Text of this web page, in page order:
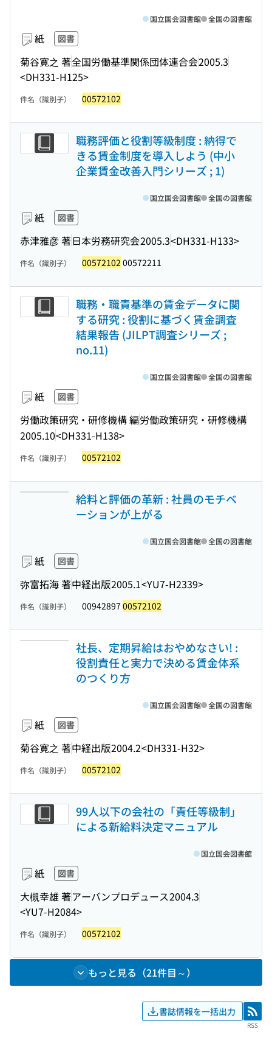
紙 図書
菊谷寛之 著全国労働基準関係団体連合会2005.3
<DH331-H125>
国立国会図書館 全国の図書館
件名（識別子） 00572102
職務評価と役割等級制度 : 納得で
きる賃金制度を導入しよう (中小
企業賃金改善入門シリーズ ; 1)
紙 図書
赤津雅彦 著日本労務研究会2005.3<DH331-H133>
国立国会図書館 全国の図書館
件名（識別子） 00572102 00572211
職務・職責基準の賃金データに関
する研究 : 役割に基づく賃金調査
結果報告 (JILPT調査シリーズ ;
no.11)
紙 図書
労働政策研究・研修機構 編労働政策研究・研修機構
2005.10<DH331-H138>
国立国会図書館 全国の図書館
件名（識別子） 00572102
給料と評価の革新 : 社員のモチベ
ーションが上がる
紙 図書
弥富拓海 著中経出版2005.1<YU7-H2339>
国立国会図書館 全国の図書館
件名（識別子） 00942897 00572102
社長、定期昇給はおやめなさい! :
役割責任と実力で決める賃金体系
のつくり方
紙 図書
菊谷寛之 著中経出版2004.2<DH331-H32>
国立国会図書館 全国の図書館
件名（識別子） 00572102
99人以下の会社の「責任等級制」
による新給料決定マニュアル
紙 図書
大槻幸雄 著アーバンプロデュース2004.3
<YU7-H2084>
国立国会図書館
件名（識別子） 00572102
もっと見る（21件目～）
書誌情報を一括出力 RSS
RSS